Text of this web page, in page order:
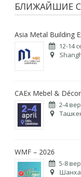
БЛИЖАЙШИЕ
Asia Metal Building
12-14
CAEx Mebel &
2-4
WMF – 2026
5-8